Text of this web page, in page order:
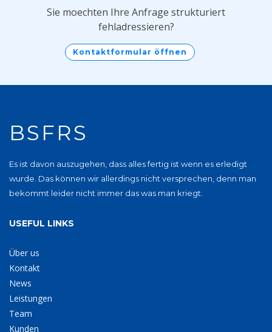
Sie moechten Ihre Anfrage strukturiert
fehladressieren?
Kontaktformular öffnen
BSFRS
Es ist davon auszugehen, dass alles fertig ist wenn es erledigt
wurde. Das können wir allerdings nicht versprechen, denn man
bekommt leider nicht immer das was man kriegt.
USEFUL LINKS
Über us
Kontakt
News
Leistungen
Team
Kunden